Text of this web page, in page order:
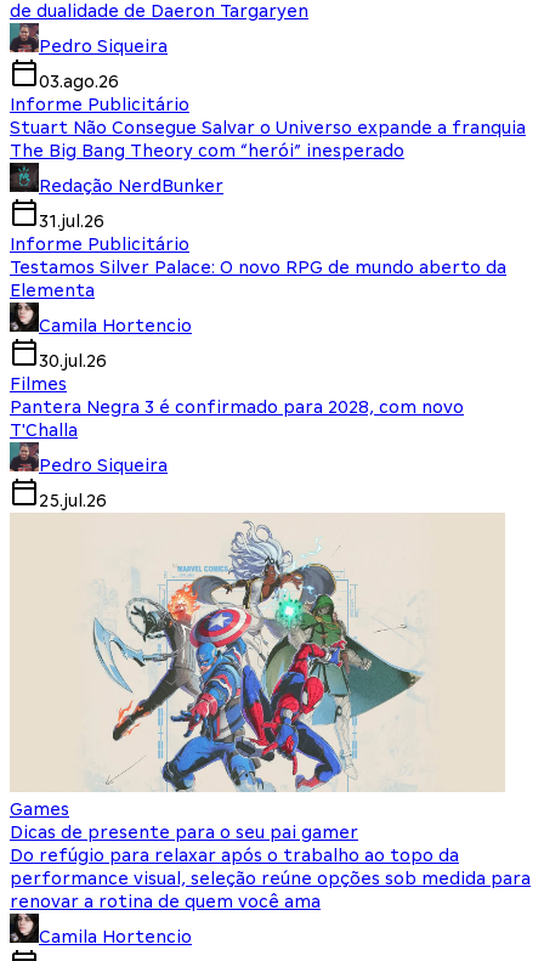
de dualidade de Daeron Targaryen
Pedro Siqueira
03.ago.26
Informe Publicitário
Stuart Não Consegue Salvar o Universo expande a franquia
The Big Bang Theory com “herói” inesperado
Redação NerdBunker
31.jul.26
Informe Publicitário
Testamos Silver Palace: O novo RPG de mundo aberto da
Elementa
Camila Hortencio
30.jul.26
Filmes
Pantera Negra 3 é confirmado para 2028, com novo
T'Challa
Pedro Siqueira
25.jul.26
Games
Dicas de presente para o seu pai gamer
Do refúgio para relaxar após o trabalho ao topo da
performance visual, seleção reúne opções sob medida para
renovar a rotina de quem você ama
Camila Hortencio